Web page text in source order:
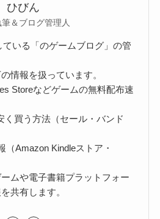
ひびん
＆ブログ管理人
いる「のゲームブログ」の管
情報を扱っています。
Storeなどゲームの無料配布速
く買う方法（セール・バンド
（Amazon Kindleストア・
ムや電子書籍プラットフォー
共有します。